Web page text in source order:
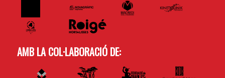
AMB LA COL·LABORACIÓ DE: